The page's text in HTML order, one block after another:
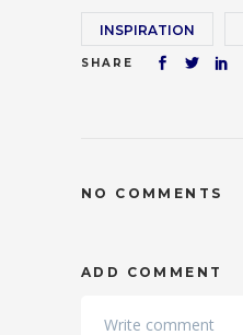
INSPIRATION
SHARE
NO COMMENTS
ADD COMMENT